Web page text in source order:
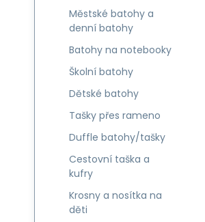
Městské batohy a
denní batohy
Batohy na notebooky
Školní batohy
Dětské batohy
Tašky přes rameno
Duffle batohy/tašky
Cestovní taška a
kufry
Krosny a nosítka na
děti